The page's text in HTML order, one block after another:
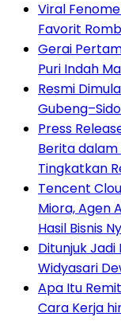
Viral
Favorit
Gerai
Puri Indah
Resmi
Press
Berita dalam
Tingkatkan
Tencent
Miora, Agen
Hasil Bisnis
Ditunjuk
Widyasari
Apa Itu
Cara Kerja